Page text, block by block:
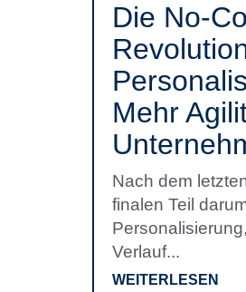
Die No-
Mehr
Nach dem
finalen Teil
Verlauf...
WEITERLESEN